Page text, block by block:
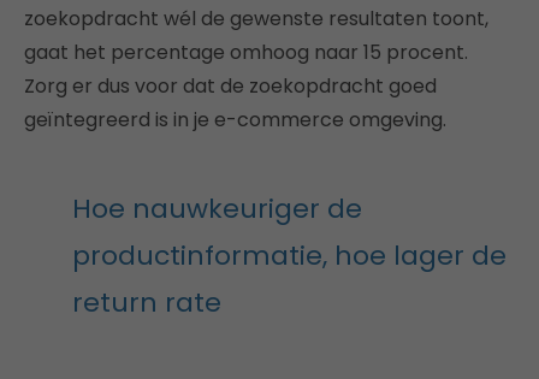
zoekopdracht wél de gewenste resultaten toont,
gaat het percentage omhoog naar 15 procent.
Zorg er dus voor dat de zoekopdracht goed
geïntegreerd is in je e-commerce omgeving.
Hoe nauwkeuriger de
productinformatie, hoe lager de
return rate